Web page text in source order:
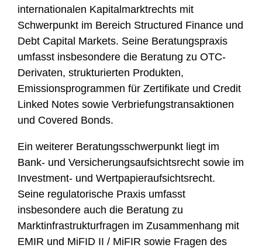
internationalen Kapitalmarktrechts mit
Schwerpunkt im Bereich Structured Finance und
Debt Capital Markets. Seine Beratungspraxis
umfasst insbesondere die Beratung zu OTC-
Derivaten, strukturierten Produkten,
Emissionsprogrammen für Zertifikate und Credit
Linked Notes sowie Verbriefungstransaktionen
und Covered Bonds.
Ein weiterer Beratungsschwerpunkt liegt im
Bank- und Versicherungsaufsichtsrecht sowie im
Investment- und Wertpapieraufsichtsrecht.
Seine regulatorische Praxis umfasst
insbesondere auch die Beratung zu
Marktinfrastrukturfragen im Zusammenhang mit
EMIR und MiFID II / MiFIR sowie Fragen des